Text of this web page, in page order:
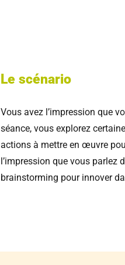
Le scénario
Vous avez l’impression que
séance, vous explorez
actions à mettre en œuvre
l’impression que vous
brainstorming pour innover